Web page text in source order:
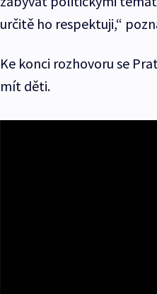
určitě ho respektuji,“
Ke konci rozhovoru se
mít děti.